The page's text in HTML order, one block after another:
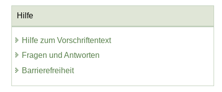
Hilfe
Hilfe zum Vorschriftentext
Fragen und Antworten
Barrierefreiheit